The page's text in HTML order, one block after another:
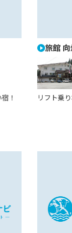
！
旅館
リフト乗